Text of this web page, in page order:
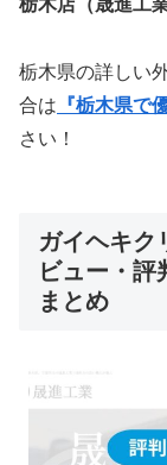
栃木県の詳しい
合は 『栃木県で
さい！
ガイヘキク
ビュー・評
まとめ